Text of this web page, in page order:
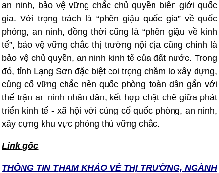
an ninh, bảo vệ vững chắc chủ quyền biên giới quốc
gia. Với trọng trách là “phên giậu quốc gia” về quốc
phòng, an ninh, đồng thời cũng là “phên giậu về kinh
tế”, bảo vệ vững chắc thị trường nội địa cũng chính là
bảo vệ chủ quyền, an ninh kinh tế của đất nước. Trong
đó, tỉnh Lạng Sơn đặc biệt coi trọng chăm lo xây dựng,
củng cố vững chắc nền quốc phòng toàn dân gắn với
thế trận an ninh nhân dân; kết hợp chặt chẽ giữa phát
triển kinh tế - xã hội với củng cố quốc phòng, an ninh,
xây dựng khu vực phòng thủ vững chắc.
Link gốc
THÔNG TIN THAM KHẢO VỀ THỊ TRƯỜNG, NGÀNH